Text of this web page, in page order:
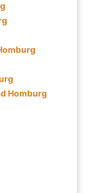
Homburg